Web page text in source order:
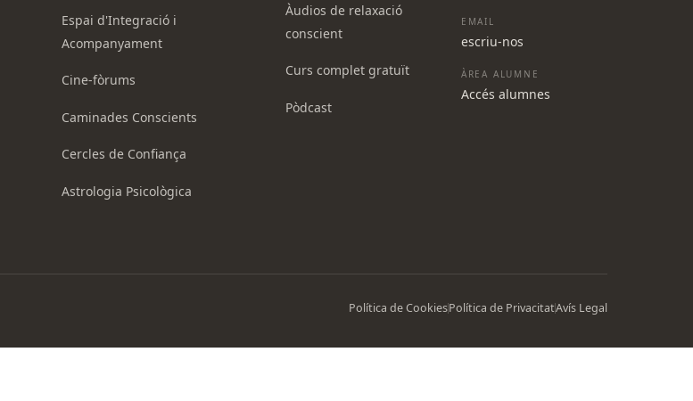
Espai d'Integració i
Acompanyament
Cine-fòrums
Caminades Conscients
Cercles de Confiança
Astrologia Psicològica
Àudios de relaxació
conscient
Curs complet gratuït
Pòdcast
EMAIL
escriu-nos
ÀREA ALUMNE
Accés alumnes
Política de CookiesPolítica de PrivacitatAvís Legal